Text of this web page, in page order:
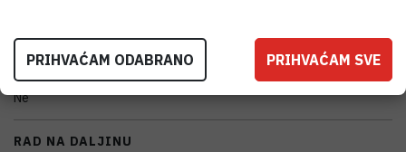
PRENOSIVOST
Ne
RAD NA DALJINU
PRIHVAĆAM ODABRANO PRIHVAĆAM SVE